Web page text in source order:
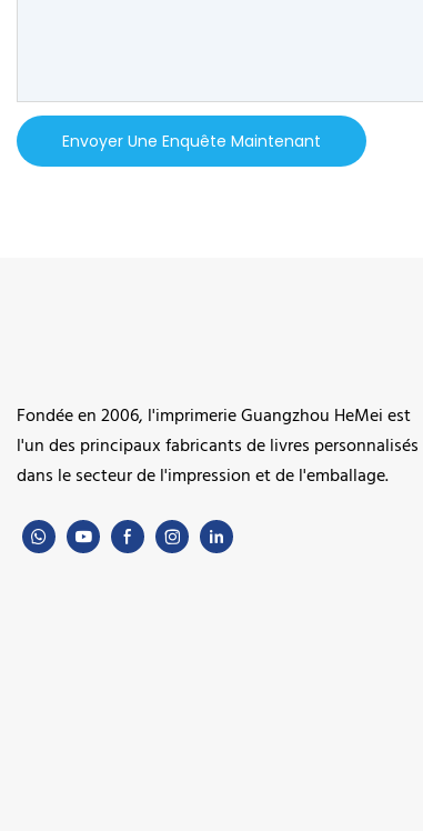
Envoyer Une Enquête Maintenant
Fondée en 2006, l'imprimerie Guangzhou HeMei est
l'un des principaux fabricants de livres personnalisés
dans le secteur de l'impression et de l'emballage.